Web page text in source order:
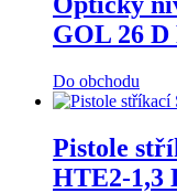
GOL 26 D
Do obchodu
Pistole
HTE2-1,3